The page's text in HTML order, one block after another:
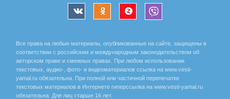
Все права на любые материалы, опубликованные на сайте, защищены в
соответствии с российским и международным законодательством об
авторском праве и смежных правах. При любом использовании
текстовых, аудио-, фото- и видеоматериалов ссылка на www.vesti-
yamal.ru обязательна. При полной или частичной перепечатке
текстовых материалов в Интернете гиперссылка на www.vesti-yamal.ru
обязательна. Для лиц старше 16 лет.